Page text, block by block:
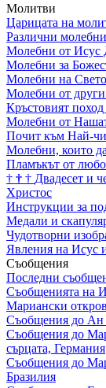
Молитви
Царицата на
Различни
Молебни от Исус
Молебни за
Молебни на
Молебни от
Кръстовият поход
Молебни от
Почит към Най-
Молебни, които
Пламъкът от
† † † Двадесет и
Христос
Инструкции за
Медали и
Чудотворни
Явления на Исус
Съобщения
Последни
Съобщенията на
Мариански
Съобщения до Ан
Съобщения до
сърцата, Германия
Съобщения до
Бразилия